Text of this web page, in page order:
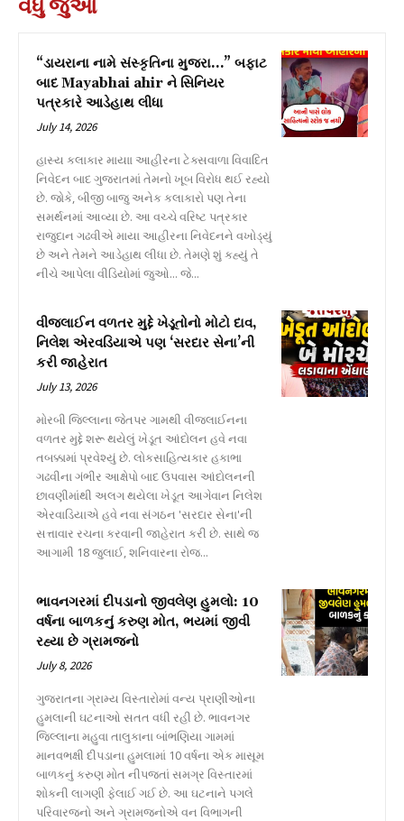
વધુ જુઓ
“ડાયરાના નામે સંસ્કૃતિના મુજરા…” બફાટ
બાદ Mayabhai ahir ને સિનિયર
પત્રકારે આડેહાથ લીધા
July 14, 2026
હાસ્ય કલાકાર માયાા આહીરના ટેક્સવાળા વિવાદિત
નિવેદન બાદ ગુજરાતમાં તેમનો ખૂબ વિરોધ થઈ રહ્યો
છે. જોકે, બીજી બાજુ અનેક કલાકારો પણ તેના
સમર્થનમાં આવ્યા છે. આ વચ્ચે વરિષ્ટ પત્રકાર
રાજુદાન ગઢવીએ માયા આહીરના નિવેદનને વખોડ્યું
છે અને તેમને આડેહાથ લીધા છે. તેમણે શું કહ્યું તે
નીચે આપેલા વીડિયોમાં જુઓ... જે...
વીજલાઈન વળતર મુદ્દે ખેડૂતોનો મોટો દાવ,
નિલેશ એરવડિયાએ પણ ‘સરદાર સેના’ની
કરી જાહેરાત
July 13, 2026
મોરબી જિલ્લાના જેતપર ગામથી વીજલાઈનના
વળતર મુદ્દે શરૂ થયેલું ખેડૂત આંદોલન હવે નવા
તબક્કામાં પ્રવેશ્યું છે. લોકસાહિત્યકાર હકાભા
ગઢવીના ગંભીર આક્ષેપો બાદ ઉપવાસ આંદોલનની
છાવણીમાંથી અલગ થયેલા ખેડૂત આગેવાન નિલેશ
એરવાડિયાએ હવે નવા સંગઠન 'સરદાર સેના'ની
સત્તાવાર રચના કરવાની જાહેરાત કરી છે. સાથે જ
આગામી 18 જુલાઈ, શનિવારના રોજ...
ભાવનગરમાં દીપડાનો જીવલેણ હુમલો: 10
વર્ષના બાળકનું કરુણ મોત, ભયમાં જીવી
રહ્યા છે ગ્રામજનો
July 8, 2026
ગુજરાતના ગ્રામ્ય વિસ્તારોમાં વન્ય પ્રાણીઓના
હુમલાની ઘટનાઓ સતત વધી રહી છે. ભાવનગર
જિલ્લાના મહુવા તાલુકાના બાંભણિયા ગામમાં
માનવભક્ષી દીપડાના હુમલામાં 10 વર્ષના એક માસૂમ
બાળકનું કરુણ મોત નીપજતાં સમગ્ર વિસ્તારમાં
શોકની લાગણી ફેલાઈ ગઈ છે. આ ઘટનાને પગલે
પરિવારજનો અને ગ્રામજનોએ વન વિભાગની